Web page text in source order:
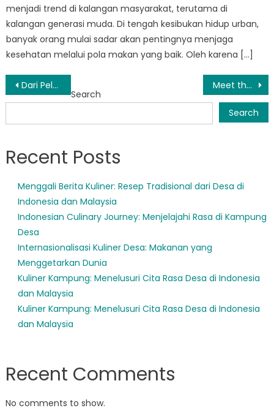
menjadi trend di kalangan masyarakat, terutama di
kalangan generasi muda. Di tengah kesibukan hidup urban,
banyak orang mulai sadar akan pentingnya menjaga
kesehatan melalui pola makan yang baik. Oleh karena […]
Post
navigation
Dari Pelatihan Hingga Penindakan: Sehari Kehidupan Petugas Satpol PP Cisompet Meet the Dedicated Officers of Satpol PP Mekarmukti
Search
Search
Recent Posts
Menggali Berita Kuliner: Resep Tradisional dari Desa di
Indonesia dan Malaysia
Indonesian Culinary Journey: Menjelajahi Rasa di Kampung
Desa
Internasionalisasi Kuliner Desa: Makanan yang
Menggetarkan Dunia
Kuliner Kampung: Menelusuri Cita Rasa Desa di Indonesia
dan Malaysia
Kuliner Kampung: Menelusuri Cita Rasa Desa di Indonesia
dan Malaysia
Recent Comments
No comments to show.